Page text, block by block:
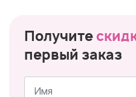
Получите
первый заказ